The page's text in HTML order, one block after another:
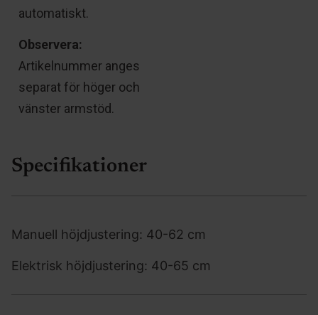
automatiskt.
Observera:
Artikelnummer anges
separat för höger och
vänster armstöd.
Specifikationer
Manuell höjdjustering: 40-62 cm
Elektrisk höjdjustering: 40-65 cm